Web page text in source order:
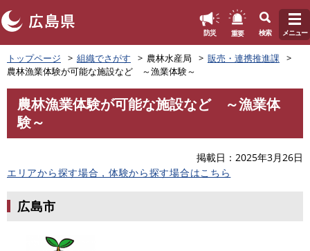
ペ
ー
ジ
の
で
防災 重要 検索 メニュー
トップページ 組織でさがす 農林水産局
販売・連携推進課
農林漁業体験が可能な施設など ～漁業体験～
農林漁業体験が可能な施設など ～漁業体
験～
掲載日
2025年3月26日
エリアから探す場合，体験から探す場合はこちら
広島市